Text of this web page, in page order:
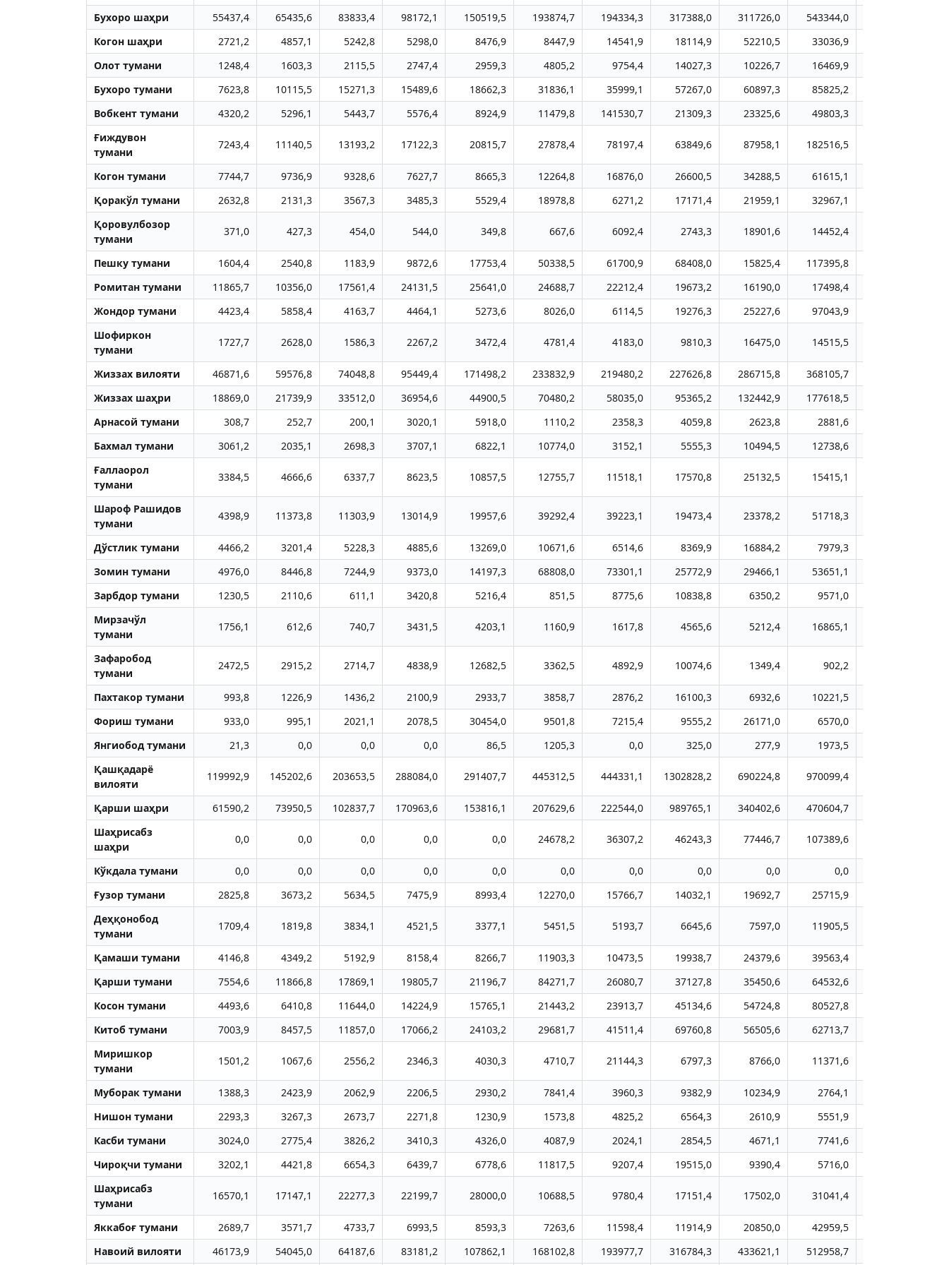
Бухоро шаҳри 55437,4 65435,6 83833,4 98172,1 150519,5 193874,7 194334,3 317388,0 311726,0 543344,0
Когон шаҳри
2721,2 4857,1 5242,8 5298,0 8476,9 8447,9 14541,9 18114,9 52210,5 33036,9
Олот тумани
1248,4 1603,3 2115,5 2747,4 2959,3 4805,2 9754,4 14027,3 10226,7 16469,9
Бухоро тумани
7623,8 10115,5 15271,3 15489,6 18662,3 31836,1 35999,1 57267,0 60897,3 85825,2
Вобкент тумани
4320,2 5296,1 5443,7 5576,4 8924,9 11479,8 141530,7 21309,3 23325,6 49803,3
Ғиждувон
тумани
7243,4 11140,5 13193,2 17122,3 20815,7 27878,4 78197,4 63849,6 87958,1 182516,5
Когон тумани 7744,7 9736,9 9328,6 7627,7 8665,3 12264,8 16876,0 26600,5 34288,5 61615,1
Қоракўл тумани
2632,8 2131,3 3567,3 3485,3 5529,4 18978,8 6271,2 17171,4 21959,1 32967,1
Қоровулбозор
тумани
371,0 427,3 454,0 544,0 349,8 667,6 6092,4 2743,3 18901,6 14452,4
Пешку тумани 1604,4 2540,8 1183,9 9872,6 17753,4 50338,5 61700,9 68408,0 15825,4 117395,8
Ромитан тумани
11865,7 10356,0 17561,4 24131,5 25641,0 24688,7 22212,4 19673,2 16190,0 17498,4
Жондор тумани
4423,4 5858,4 4163,7 4464,1 5273,6 8026,0 6114,5 19276,3 25227,6 97043,9
Шофиркон
тумани
1727,7 2628,0 1586,3 2267,2 3472,4 4781,4 4183,0 9810,3 16475,0 14515,5
Жиззах вилояти 46871,6 59576,8 74048,8 95449,4 171498,2 233832,9 219480,2 227626,8 286715,8 368105,7
Жиззах шаҳри
18869,0 21739,9 33512,0 36954,6 44900,5 70480,2 58035,0 95365,2 132442,9 177618,5
Aрнасой тумани
308,7 252,7 200,1 3020,1 5918,0 1110,2 2358,3 4059,8 2623,8 2881,6
Бахмал тумани
3061,2 2035,1 2698,3 3707,1 6822,1 10774,0 3152,1 5555,3 10494,5 12738,6
Ғаллаорол
тумани
3384,5 4666,6 6337,7 8623,5 10857,5 12755,7 11518,1 17570,8 25132,5 15415,1
Шароф Рашидов
тумани
4398,9 11373,8 11303,9 13014,9 19957,6 39292,4 39223,1 19473,4 23378,2 51718,3
Дўстлик тумани 4466,2 3201,4 5228,3 4885,6 13269,0 10671,6 6514,6 8369,9 16884,2 7979,3
Зомин тумани
4976,0 8446,8 7244,9 9373,0 14197,3 68808,0 73301,1 25772,9 29466,1 53651,1
Зарбдор тумани
1230,5 2110,6 611,1 3420,8 5216,4 851,5 8775,6 10838,8 6350,2 9571,0
Мирзачўл
тумани
1756,1 612,6 740,7 3431,5 4203,1 1160,9 1617,8 4565,6 5212,4 16865,1
Зафаробод
тумани
2472,5 2915,2 2714,7 4838,9 12682,5 3362,5 4892,9 10074,6 1349,4 902,2
Пахтакор тумани 993,8 1226,9 1436,2 2100,9 2933,7 3858,7 2876,2 16100,3 6932,6 10221,5
Фориш тумани
933,0 995,1 2021,1 2078,5 30454,0 9501,8 7215,4 9555,2 26171,0 6570,0
Янгиобод тумани
21,3 0,0 0,0 0,0 86,5 1205,3 0,0 325,0 277,9 1973,5
Қашқадарё
вилояти
119992,9 145202,6 203653,5 288084,0 291407,7 445312,5 444331,1 1302828,2 690224,8 970099,4
Қарши шаҳри 61590,2 73950,5 102837,7 170963,6 153816,1 207629,6 222544,0 989765,1 340402,6 470604,7
Шаҳрисабз
шаҳри
0,0 0,0 0,0 0,0 0,0 24678,2 36307,2 46243,3 77446,7 107389,6
Кўкдала тумани 0,0 0,0 0,0 0,0 0,0 0,0 0,0 0,0 0,0 0,0
Ғузор тумани
2825,8 3673,2 5634,5 7475,9 8993,4 12270,0 15766,7 14032,1 19692,7 25715,9
Деҳқонобод
тумани
1709,4 1819,8 3834,1 4521,5 3377,1 5451,5 5193,7 6645,6 7597,0 11905,5
Қамаши тумани 4146,8 4349,2 5192,9 8158,4 8266,7 11903,3 10473,5 19938,7 24379,6 39563,4
Қарши тумани
7554,6 11866,8 17869,1 19805,7 21196,7 84271,7 26080,7 37127,8 35450,6 64532,6
Косон тумани
4493,6 6410,8 11644,0 14224,9 15765,1 21443,2 23913,7 45134,6 54724,8 80527,8
Китоб тумани
7003,9 8457,5 11857,0 17066,2 24103,2 29681,7 41511,4 69760,8 56505,6 62713,7
Миришкор
тумани
1501,2 1067,6 2556,2 2346,3 4030,3 4710,7 21144,3 6797,3 8766,0 11371,6
Муборак тумани 1388,3 2423,9 2062,9 2206,5 2930,2 7841,4 3960,3 9382,9 10234,9 2764,1
Нишон тумани
2293,3 3267,3 2673,7 2271,8 1230,9 1573,8 4825,2 6564,3 2610,9 5551,9
Касби тумани
3024,0 2775,4 3826,2 3410,3 4326,0 4087,9 2024,1 2854,5 4671,1 7741,6
Чироқчи тумани
3202,1 4421,8 6654,3 6439,7 6778,6 11817,5 9207,4 19515,0 9390,4 5716,0
Шаҳрисабз
тумани
16570,1 17147,1 22277,3 22199,7 28000,0 10688,5 9780,4 17151,4 17502,0 31041,4
Яккабоғ тумани 2689,7 3571,7 4733,7 6993,5 8593,3 7263,6 11598,4 11914,9 20850,0 42959,5
Навоий вилояти
46173,9 54045,0 64187,6 83181,2 107862,1 168102,8 193977,7 316784,3 433621,1 512958,7